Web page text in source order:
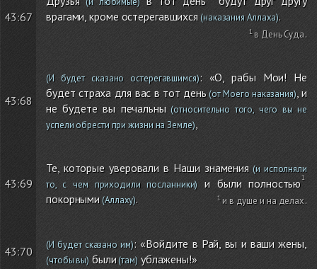
43:67
врагами, кроме остерегавшихся(наказания Аллаха).
в День Суда.
43:68
(И будет сказано остерегавшимся): «О, рабы Мои! Не
будет страха для вас в тот день(от Моего наказания), и
не будете вы печальны(относительно того, чего вы не
успели обрести при жизни на Земле),
43:69
Те, которые уверовали в Наши знамения (и исполняли
то, с чем приходили посланники) и были полностью
покорными(Аллаху). и в душе и на делах.
43:70 (И будет сказано им): «Войдите в Рай, вы и ваши жены,
(чтобы вы) были(там)ублажены!»